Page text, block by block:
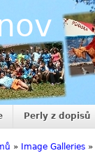
Perly z dopisů
» Image Galleries »